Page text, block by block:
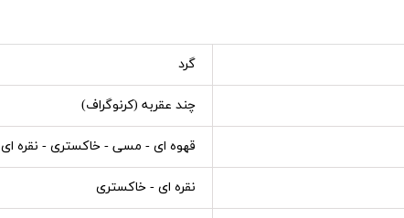
گرد
چند عقربه (کرنوگراف)
قهوه ای - مسی - خاکستری - نقره ای
نقره ای - خاکستری